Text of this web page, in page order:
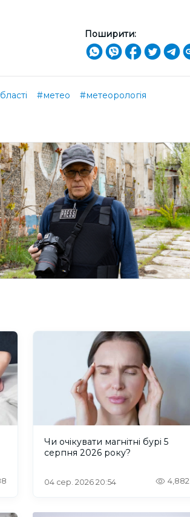
Поширити:
#метео
#метеорологія
Чи очікувати магнітні бурі 5
серпня 2026 року?
04 сер. 2026 20:54 4,882